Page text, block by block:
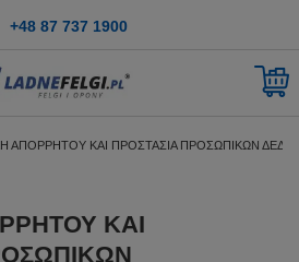
+48 87 737 1900
ΑΠΟΡΡΉΤΟΥ ΚΑΙ ΠΡΟΣΤΑΣΊΑ ΠΡΟΣΩΠΙΚΏΝ
ΚΑΙ